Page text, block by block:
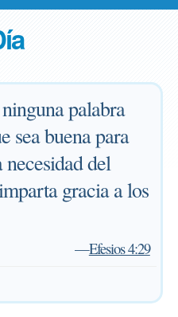
palabra
sea buena para
del
gracia a los
—Efesios 4:29